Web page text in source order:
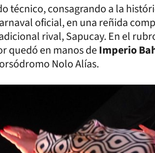
técnico, consagrando a la
oficial, en una reñida
rival, Sapucay. En el
quedó en manos deImperio
Nolo Alías.